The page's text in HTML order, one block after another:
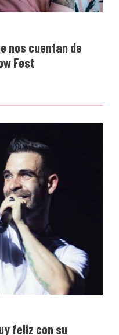
nos cuentan de
Fest
feliz con su